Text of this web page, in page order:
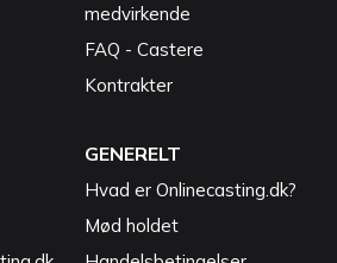
medvirkende
FAQ - Castere
Kontrakter
GENERELT
Hvad er Onlinecasting.dk?
Mød holdet